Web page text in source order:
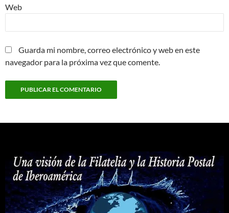
Web
Guarda mi nombre, correo electrónico y web en este
navegador para la próxima vez que comente.